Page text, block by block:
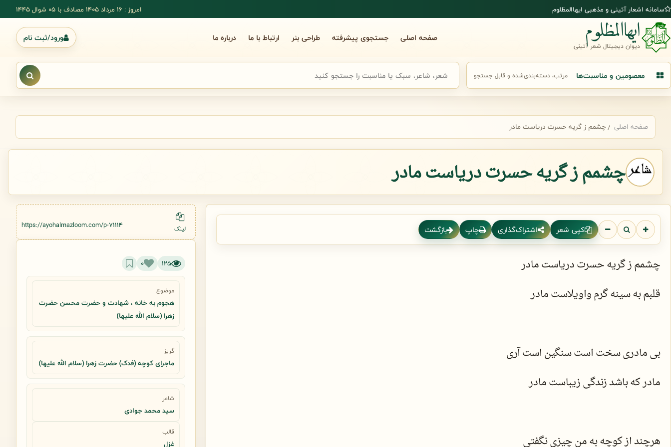
پرش به محتوای اصلی
سامانه اشعار آئینی و مذهبی ایهاالمظلوم امروز : 16 مرداد 1405 مصادف با ۰۵ شوال ۱۴۴۵
ایهاالمظلوم
دیوان دیجیتال شعر آئینی
صفحه اصلی جستجوی پیشرفته طراحی بنر ارتباط با ما درباره ما ورود/ثبت نام
معصومین و مناسبت‌ها مرتب، دسته‌بندی‌شده و قابل جستجو
جستجوی سریع شعر
صفحه اصلی چشمم ز گریه حسرت دریاست مادر
چشمم ز گریه حسرت دریاست مادر
کپی شعر اشتراک‌گذاری چاپ بازگشت
چشمم ز گریه حسرت دریاست مادر
قلبم به سینه گرم واویلاست مادر
بی مادری سخت است سنگین است آری
مادر که باشد زندگی زیباست مادر
هرچند از کوچه به من چیزی نگفتی
لینک https://ayohalmazloom.com/p-71114
125
0
موضوع
هجوم به خانه ، شهادت و حضرت محسن حضرت
زهرا (سلام الله علیها)
گریز
ماجرای کوچه (فدک) حضرت زهرا (سلام الله علیها)
شاعر
سید محمد جوادی
قالب
غزل